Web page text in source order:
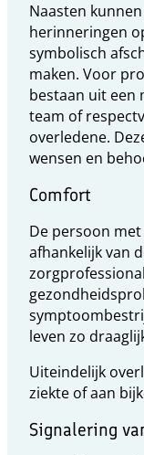
Naasten
herinneringen
symbolisch
maken. Voor
bestaan uit een
team of
overledene.
wensen en
Comfort
De persoon
afhankelijk van
leven zo
Uiteindelijk
ziekte of aan
Signalering